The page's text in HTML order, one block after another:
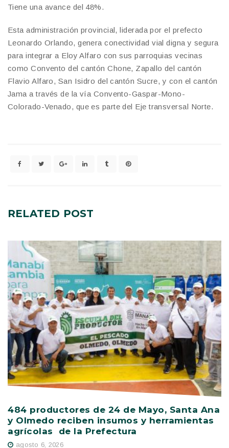
Tiene una avance del 48%.
Esta administración provincial, liderada por el prefecto
Leonardo Orlando, genera conectividad vial digna y segura
para integrar a Eloy Alfaro con sus parroquias vecinas
como Convento del cantón Chone, Zapallo del cantón
Flavio Alfaro, San Isidro del cantón Sucre, y con el cantón
Jama a través de la vía Convento-Gaspar-Mono-
Colorado-Venado, que es parte del Eje transversal Norte.
RELATED POST
484 productores de 24 de Mayo, Santa Ana
y Olmedo reciben insumos y herramientas
agrícolas de la Prefectura
agosto 6, 2026